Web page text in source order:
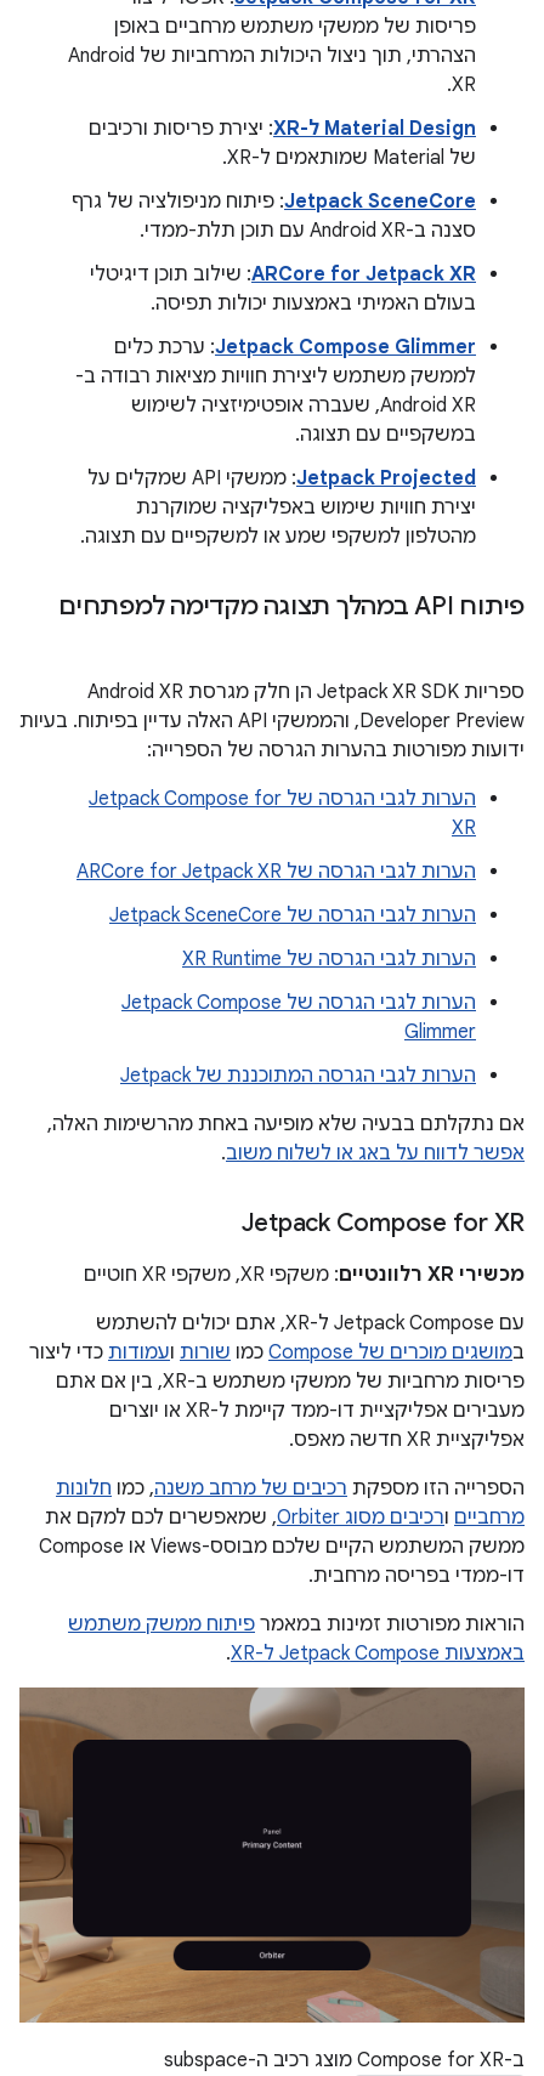
פריסות של ממשקי משתמש מרחביים באופן
הצהרתי, תוך ניצול היכולות המרחביות של Android
XR.
Material Design ל-XR
: יצירת פריסות ורכיבים
של Material שמותאמים ל-XR.
Jetpack SceneCore: פיתוח מניפולציה של גרף
סצנה ב-Android XR עם תוכן תלת-ממדי.
ARCore for Jetpack XR: שילוב תוכן דיגיטלי
בעולם האמיתי באמצעות יכולות תפיסה.
Jetpack Compose Glimmer: ערכת כלים
לממשק משתמש ליצירת חוויות מציאות רבודה ב-
Android XR, שעברה אופטימיזציה לשימוש
במשקפיים עם תצוגה.
Jetpack Projected
: ממשקי API שמקלים על
יצירת חוויות שימוש באפליקציה שמוקרנת
מהטלפון למשקפי שמע או למשקפיים עם תצוגה.
פיתוח API במהלך תצוגה מקדימה למפתחים
ספריות Jetpack XR SDK הן חלק מגרסת Android XR
Developer Preview, והממשקי API האלה עדיין בפיתוח. בעיות
ידועות מפורטות בהערות הגרסה של הספרייה:
הערות לגבי הגרסה של Jetpack Compose for
XR
הערות לגבי הגרסה של ARCore for Jetpack XR
הערות לגבי הגרסה של Jetpack SceneCore
הערות לגבי הגרסה של XR Runtime
הערות לגבי הגרסה של Jetpack Compose
Glimmer
הערות לגבי הגרסה המתוכננת של Jetpack
אם נתקלתם בבעיה שלא מופיעה באחת מהרשימות האלה,
אפשר לדווח על באג או לשלוח משוב.
‫Jetpack Compose for XR
מכשירי XR רלוונטיים
: משקפי XR, משקפי XR חוטיים
עם Jetpack Compose ל-XR, אתם יכולים להשתמש
במושגים מוכרים של Compose כמו שורות ועמודות כדי ליצור
פריסות מרחביות של ממשקי משתמש ב-XR, בין אם אתם
מעבירים אפליקציית דו-ממד קיימת ל-XR או יוצרים
אפליקציית XR חדשה מאפס.
הספרייה הזו מספקת רכיבים של מרחב משנה, כמו חלונות
מרחביים ורכיבים מסוג Orbiter
, שמאפשרים לכם למקם את
ממשק המשתמש הקיים שלכם מבוסס-Views או Compose
דו-ממדי בפריסה מרחבית.
הוראות מפורטות זמינות במאמר פיתוח ממשק משתמש
באמצעות Jetpack Compose ל-XR
.
ב-Compose for XR מוצג רכיב ה-subspace